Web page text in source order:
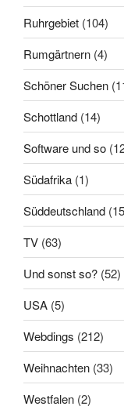
Ruhrgebiet (104)
Rumgärtnern (4)
Schöner Suchen
Schottland (14)
Software und so
Südafrika (1)
Süddeutschland
TV (63)
Und sonst so? (52)
USA (5)
Webdings (212)
Weihnachten (33)
Westfalen (2)